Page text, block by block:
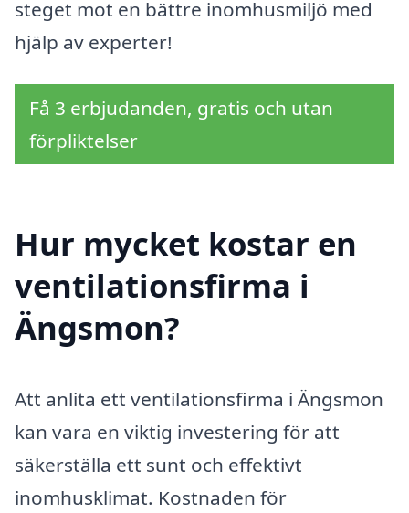
steget mot en bättre inomhusmiljö med
hjälp av experter!
Få 3 erbjudanden, gratis och utan
förpliktelser
Hur mycket kostar en
ventilationsfirma i
Ängsmon?
Att anlita ett ventilationsfirma i Ängsmon
kan vara en viktig investering för att
säkerställa ett sunt och effektivt
inomhusklimat. Kostnaden för